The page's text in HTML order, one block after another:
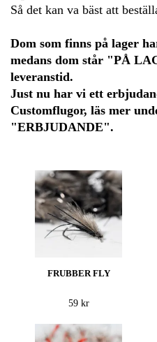
Så det kan va bäst att
Dom som finns på lager
medans dom står "PÅ
leveranstid.
Just nu har vi ett
Customflugor, läs mer
"ERBJUDANDE".
FRUBBER FLY
59 kr